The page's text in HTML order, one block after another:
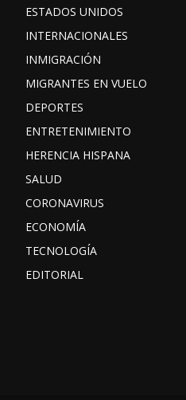
ESTADOS UNIDOS
INTERNACIONALES
INMIGRACIÓN
MIGRANTES EN VUELO
DEPORTES
ENTRETENIMIENTO
HERENCIA HISPANA
SALUD
CORONAVIRUS
ECONOMÍA
TECNOLOGÍA
EDITORIAL